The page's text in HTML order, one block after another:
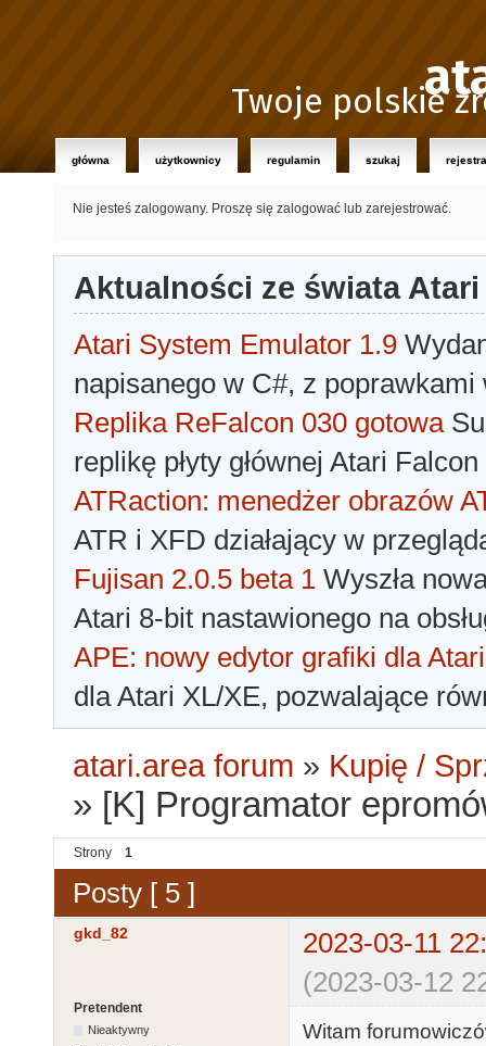
Twoje polskie
główna użytkownicy regulamin szukaj
Nie jesteś zalogowany. Proszę się zalogować lub zarejestrować.
Aktualności ze świata Atari
Atari System Emulator 1.9
napisanego w C#, z poprawkami
Replika ReFalcon 030 gotowa
replikę płyty głównej Atari
ATRaction: menedżer obrazów
ATR i XFD działający w
Fujisan 2.0.5 beta 1 Wyszła
Atari 8-bit nastawionego na
APE: nowy edytor grafiki dla Atari
dla Atari XL/XE, pozwalające
atari.area forum » Kupię /
» [K] Programator
Strony 1
Posty [ 5 ]
gkd_82
2023-03-11
(2023-03-12
Pretendent
Nieaktywny
Witam